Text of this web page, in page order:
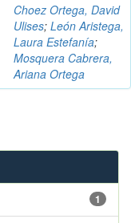
Choez Ortega, David
Ulises; León Aristega,
Laura Estefanía;
Mosquera Cabrera,
Ariana Ortega
1